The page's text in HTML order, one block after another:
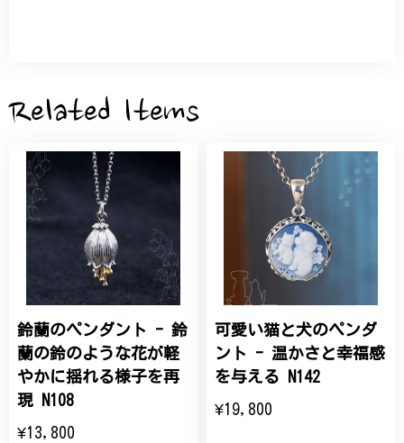
桃の花のブローチ プレゼント シルバー C002
こちらの要望にもスムーズにお応えいただき、無事に
商品を受け取れました。 ありがとうございました。
ひなげしの花のブローチ ご褒美 プレゼント C020
2025/07/27
大切な節目のお祝いに、母へのプレゼント用に購入さ
せていただきました。実際に目にすると 華美すぎず
丁寧なデザインで、イメージ以上にとても素敵な1点
Related Items
鈴蘭のペンダント - 鈴
蘭の鈴のような花が軽
やかに揺れる様子を再
現 N108
¥13,800
可愛い猫と犬のペンダ
ント - 温かさと幸福感
を与える N142
¥19,800